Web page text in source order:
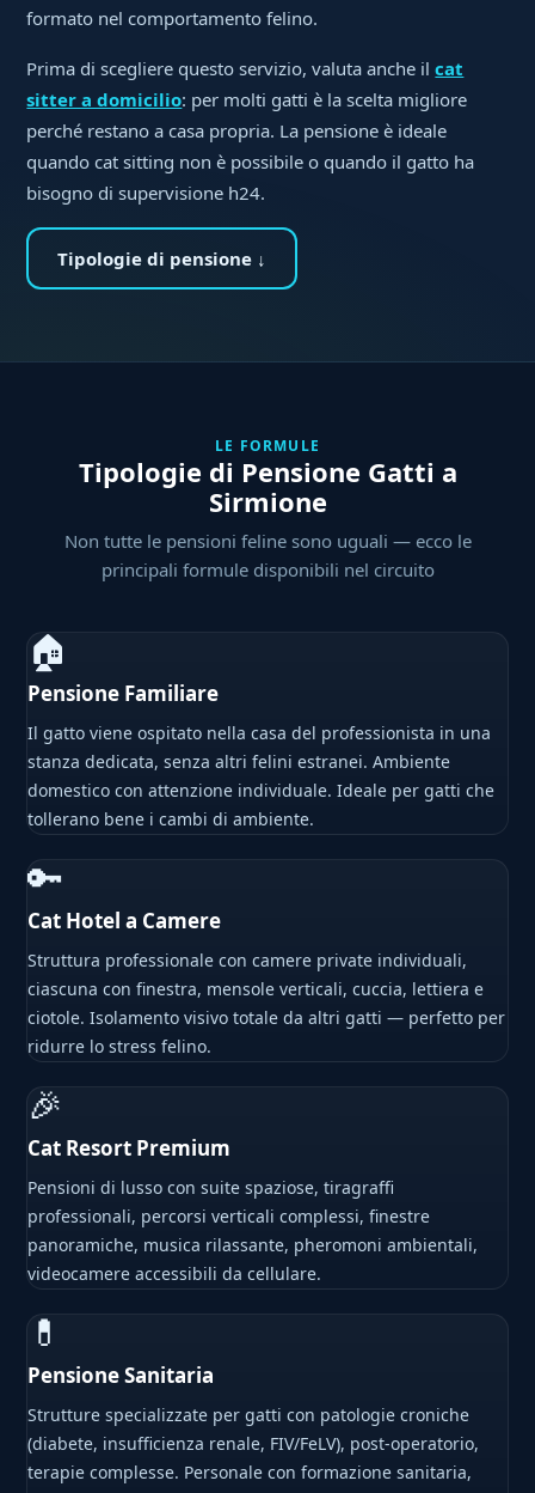
formato nel comportamento felino.
Prima di scegliere questo servizio, valuta anche ilcat
sitter a domicilio: per molti gatti è la scelta migliore
perché restano a casa propria. La pensione è ideale
quando cat sitting non è possibile o quando il gatto ha
bisogno di supervisione h24.
Tipologie di pensione ↓
LE FORMULE
Tipologie di Pensione Gatti a
Sirmione
Non tutte le pensioni feline sono uguali — ecco le
principali formule disponibili nel circuito
🏠
Pensione Familiare
Il gatto viene ospitato nella casa del professionista in una
stanza dedicata, senza altri felini estranei. Ambiente
domestico con attenzione individuale. Ideale per gatti che
tollerano bene i cambi di ambiente.
🔑
Cat Hotel a Camere
Struttura professionale con camere private individuali,
ciascuna con finestra, mensole verticali, cuccia, lettiera e
ciotole. Isolamento visivo totale da altri gatti — perfetto per
ridurre lo stress felino.
🎉
Cat Resort Premium
Pensioni di lusso con suite spaziose, tiragraffi
professionali, percorsi verticali complessi, finestre
panoramiche, musica rilassante, pheromoni ambientali,
videocamere accessibili da cellulare.
💊
Pensione Sanitaria
Strutture specializzate per gatti con patologie croniche
(diabete, insufficienza renale, FIV/FeLV), post-operatorio,
terapie complesse. Personale con formazione sanitaria,